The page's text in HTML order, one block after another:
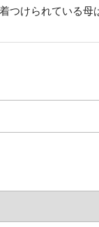
つけられている母